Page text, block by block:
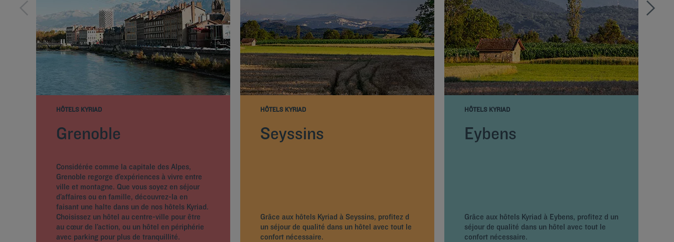
HÔTELS KYRIAD
Grenoble
Considérée comme la capitale des Alpes,
Grenoble regorge d’expériences à vivre entre
ville et montagne. Que vous soyez en séjour
d’affaires ou en famille, découvrez-la en
faisant une halte dans un de nos hôtels Kyriad.
Choisissez un hôtel au centre-ville pour être
au cœur de l’action, ou un hôtel en périphérie
avec parking pour plus de tranquillité.
HÔTELS KYRIAD
Seyssins
Grâce aux hôtels Kyriad à Seyssins, profitez d
un séjour de qualité dans un hôtel avec tout le
confort nécessaire.
HÔTELS KYRIAD
Eybens
Grâce aux hôtels Kyriad à Eybens, profitez d un
séjour de qualité dans un hôtel avec tout le
confort nécessaire.